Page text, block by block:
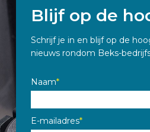
navigatie
SYSTEMEN
MAATWERK
SECTOREN
Blijf op de
Schrijf je in en blijf op de
nieuws rondom Beks-
Naam*
E-mailadres*